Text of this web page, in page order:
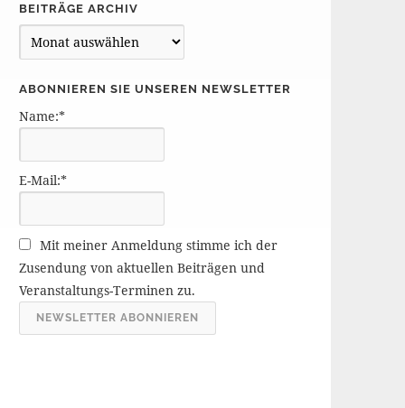
BEITRÄGE ARCHIV
e
r
e
r
c
h
i
ABONNIEREN SIE UNSEREN NEWSLETTER
Name:*
E-Mail:*
Mit meiner Anmeldung stimme ich der
Zusendung von aktuellen Beiträgen und
Veranstaltungs-Terminen zu.